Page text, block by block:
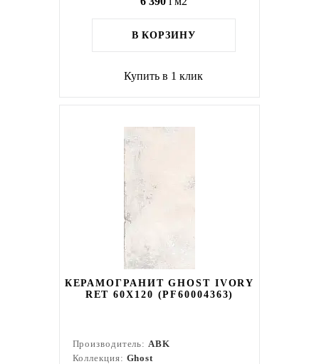
В КОРЗИНУ
Купить в 1 клик
КЕРАМОГРАНИТ GHOST IVORY
RET 60X120 (PF60004363)
Производитель:ABK
Коллекция: Ghost